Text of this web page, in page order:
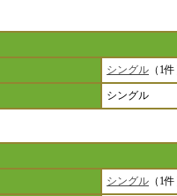
シングル （1
シングル
シングル （1